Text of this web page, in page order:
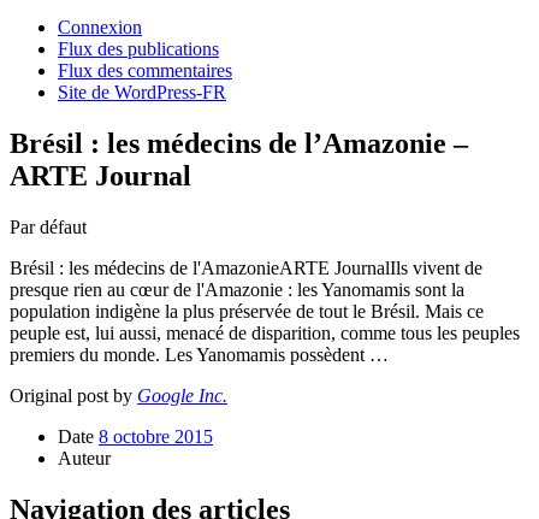
Connexion
Flux des publications
Flux des commentaires
Site de WordPress-FR
Brésil : les médecins de l’Amazonie –
ARTE Journal
Par défaut
Brésil : les médecins de l'AmazonieARTE JournalIls vivent de
presque rien au cœur de l'Amazonie : les Yanomamis sont la
population indigène la plus préservée de tout le Brésil. Mais ce
peuple est, lui aussi, menacé de disparition, comme tous les peuples
premiers du monde. Les Yanomamis possèdent …
Original post by Google Inc.
Date 8 octobre 2015
Auteur
Navigation des articles